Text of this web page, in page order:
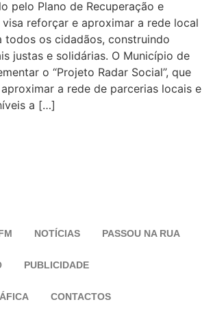
pelo Plano de Recuperação e
visa reforçar e aproximar a rede local
todos os cidadãos, construindo
justas e solidárias. O Município de
o “Projeto Radar Social”, que
a rede de parcerias locais e
a […]
NOTÍCIAS PASSOU NA RUA
PUBLICIDADE
CONTACTOS